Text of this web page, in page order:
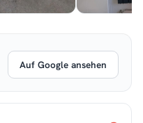
Auf Google ansehen